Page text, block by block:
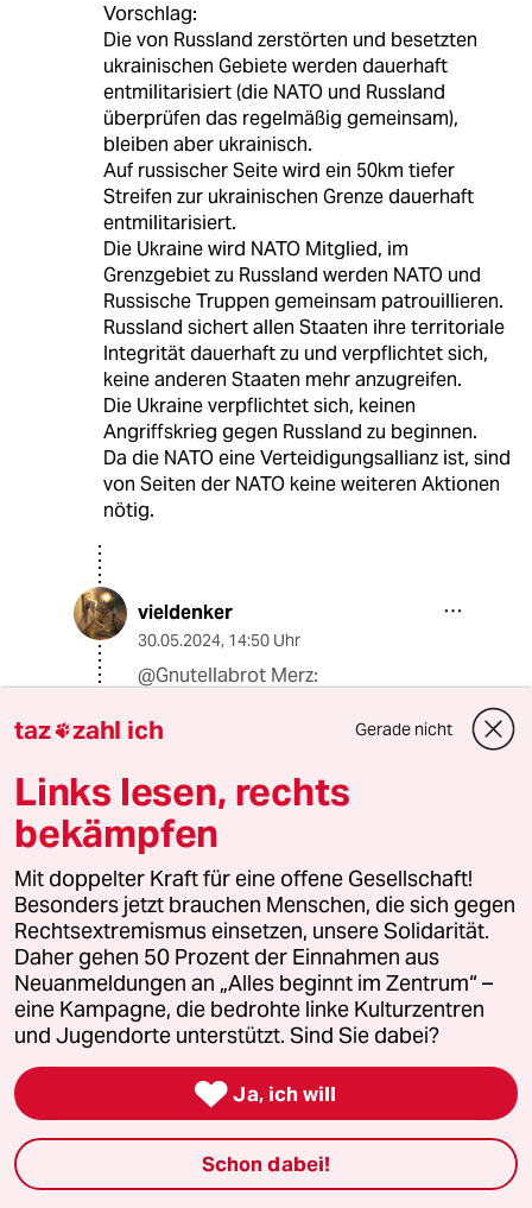
Vorschlag:
Die von Russland zerstörten und besetzten
ukrainischen Gebiete werden dauerhaft
entmilitarisiert (die NATO und Russland
überprüfen das regelmäßig gemeinsam),
bleiben aber ukrainisch.
Auf russischer Seite wird ein 50km tiefer
Streifen zur ukrainischen Grenze dauerhaft
entmilitarisiert.
Die Ukraine wird NATO Mitglied, im
Grenzgebiet zu Russland werden NATO und
Russische Truppen gemeinsam patrouillieren.
Russland sichert allen Staaten ihre territoriale
Integrität dauerhaft zu und verpflichtet sich,
keine anderen Staaten mehr anzugreifen.
Die Ukraine verpflichtet sich, keinen
Angriffskrieg gegen Russland zu beginnen.
Da die NATO eine Verteidigungsallianz ist, sind
von Seiten der NATO keine weiteren Aktionen
nötig.
vieldenker
30.05.2024, 14:50 Uhr
@Gnutellabrot Merz:
davon überzeugen können, wären Sie
Dürfte aber alleine schon an der
Demilitarisierung der Krim scheitern.
Das die Russen da freiwillig abziehen,
erscheint mir unwahrscheinlich.
AS Alexander Schulz
30.05.2024 14:05 Uhr
@Gnutellabrot Merz:
Im Prinzip ein guter Vorschlag, dass
Problem ist nur, dass die irre Angst
von Putin vor der NATO seit 2008 der
Hauptgrund für seinen
verbrecherischen Angriffskrieg ist.
Realistischer dürfte wohl eher ein
Vorschlag sein der sich an den
taz zahl ich Gerade nicht
Links lesen, rechts
bekämpfen
Mit doppelter Kraft für eine offene Gesellschaft!
Besonders jetzt brauchen Menschen, die sich gegen
Rechtsextremismus einsetzen, unsere Solidarität.
Daher gehen 50 Prozent der Einnahmen aus
Neuanmeldungen an „Alles beginnt im Zentrum“ –
eine Kampagne, die bedrohte linke Kulturzentren
und Jugendorte unterstützt. Sind Sie dabei?
 Ja, ich will
Schon dabei!